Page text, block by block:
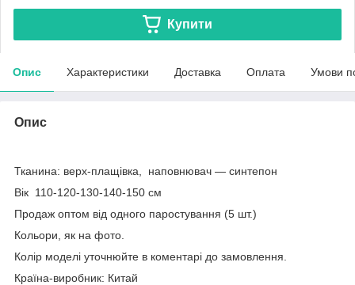
Купити
Опис Характеристики Доставка Оплата Умови
Опис
Тканина: верх-плащівка, наповнювач — синтепон
Вік 110-120-130-140-150 см
Продаж оптом від одного паростування (5 шт.)
Кольори, як на фото.
Колір моделі уточнюйте в коментарі до замовлення.
Країна-виробник: Китай